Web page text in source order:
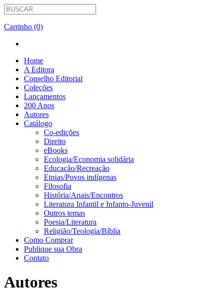
Carrinho (0)
Home
A Editora
Conselho Editorial
Coleções
Lançamentos
200 Anos
Autores
Catálogo
Co-edições
Direito
eBooks
Ecologia/Economia solidária
Educação/Recreação
Etnias/Povos indígenas
Filosofia
História/Anais/Encontros
Literatura Infantil e Infanto-Juvenil
Outros temas
Poesia/Literatura
Religião/Teologia/Bíblia
Como Comprar
Publique sua Obra
Contato
Autores